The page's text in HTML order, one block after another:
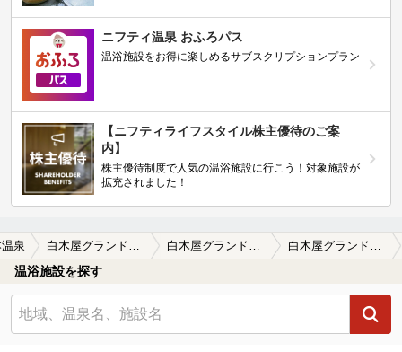
ニフティ温泉 おふろパス
温浴施設をお得に楽しめるサブスクリプションプラン
【ニフティライフスタイル株主優待のご案
内】
株主優待制度で人気の温浴施設に行こう！対象施設が
拡充されました！
泉
温浴施設を探す